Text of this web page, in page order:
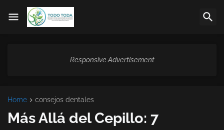
Responsive Advertisement
Home consejos dentales
Más Allá del Cepillo: 7